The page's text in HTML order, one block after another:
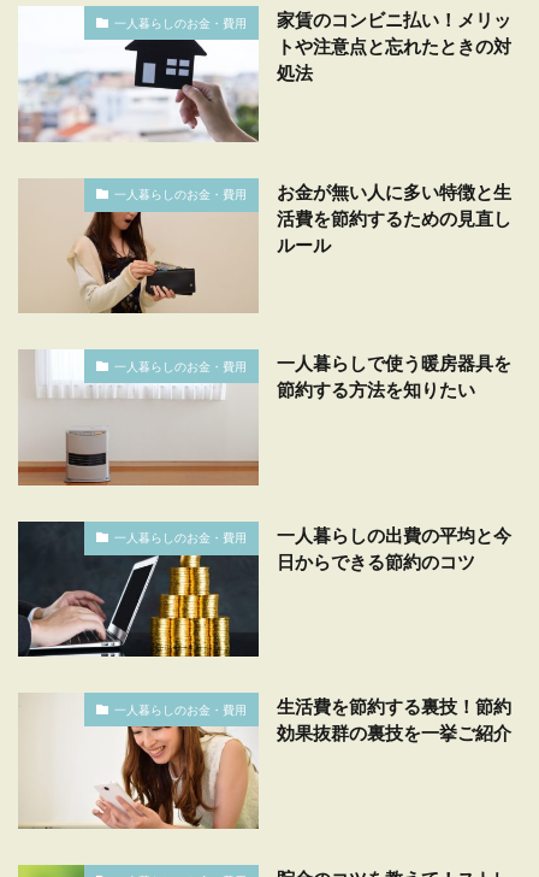
一人暮らしのお金・費用
家賃のコンビニ払い！メリッ
トや注意点と忘れたときの対
処法
一人暮らしのお金・費用
お金が無い人に多い特徴と生
活費を節約するための見直し
ルール
一人暮らしのお金・費用
一人暮らしで使う暖房器具を
節約する方法を知りたい
一人暮らしのお金・費用
一人暮らしの出費の平均と今
日からできる節約のコツ
一人暮らしのお金・費用
生活費を節約する裏技！節約
効果抜群の裏技を一挙ご紹介